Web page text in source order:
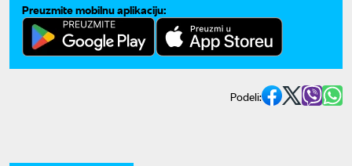
Preuzmite mobilnu aplikaciju:
Podeli: